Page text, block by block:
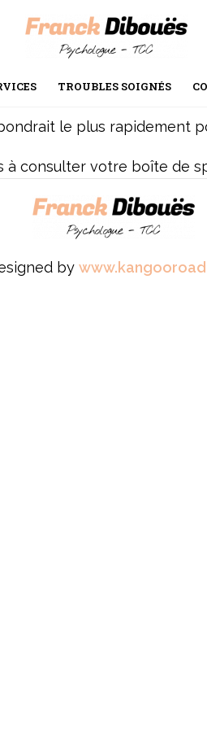
TROUBLES SOIGNÉS
le plus rapidement
à consulter votre boîte de
by